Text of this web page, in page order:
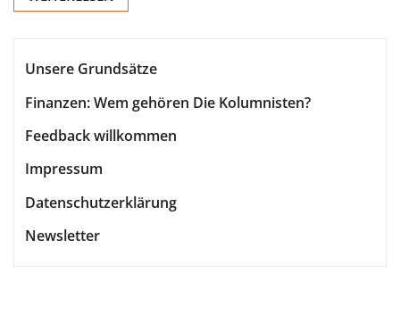
Unsere Grundsätze
Finanzen: Wem gehören Die Kolumnisten?
Feedback willkommen
Impressum
Datenschutzerklärung
Newsletter